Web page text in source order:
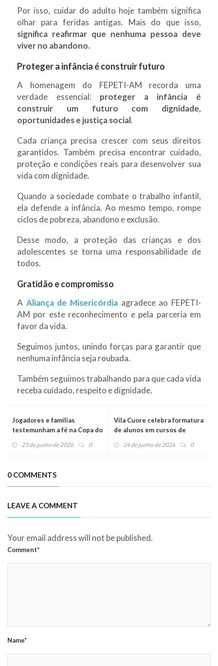
Por isso, cuidar do adulto hoje também significa
olhar para feridas antigas. Mais do que isso,
significa reafirmar que nenhuma pessoa deve
viver no abandono.
Proteger a infância é construir futuro
A homenagem do FEPETI-AM recorda uma
verdade essencial: proteger a infância é
construir um futuro com dignidade,
oportunidades e justiça social.
Cada criança precisa crescer com seus direitos
garantidos. Também precisa encontrar cuidado,
proteção e condições reais para desenvolver sua
vida com dignidade.
Quando a sociedade combate o trabalho infantil,
ela defende a infância. Ao mesmo tempo, rompe
ciclos de pobreza, abandono e exclusão.
Desse modo, a proteção das crianças e dos
adolescentes se torna uma responsabilidade de
todos.
Gratidão e compromisso
A Aliança de Misericórdia agradece ao FEPETI-
AM por este reconhecimento e pela parceria em
favor da vida.
Seguimos juntos, unindo forças para garantir que
nenhuma infância seja roubada.
Também seguimos trabalhando para que cada vida
receba cuidado, respeito e dignidade.
Jogadores e famílias
testemunham a fé na Copa do
23 de junho de 2026 0
Vila Cuore celebra formatura
de alunos em cursos de
24 de junho de 2026 0
0 COMMENTS
LEAVE A COMMENT
Your email address will not be published.
Comment*
Name*